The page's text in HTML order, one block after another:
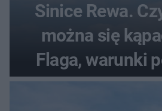
Sinice Rewa.
można się
Flaga, warunki